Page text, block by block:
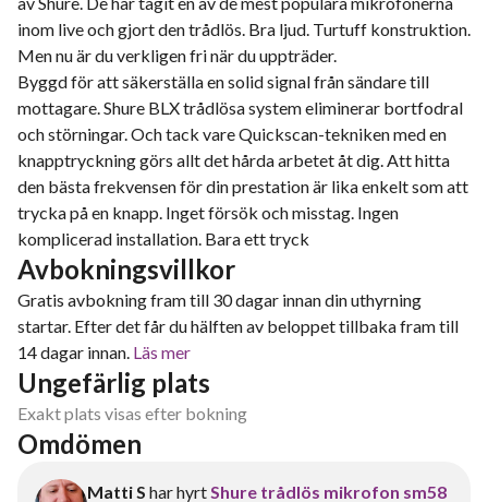
inom live och gjort den trådlös. Bra ljud. Turtuff konstruktion.
Men nu är du verkligen fri när du uppträder.
Byggd för att säkerställa en solid signal från sändare till
mottagare. Shure BLX trådlösa system eliminerar bortfodral
och störningar. Och tack vare Quickscan-tekniken med en
knapptryckning görs allt det hårda arbetet åt dig. Att hitta
den bästa frekvensen för din prestation är lika enkelt som att
trycka på en knapp. Inget försök och misstag. Ingen
komplicerad installation. Bara ett tryck
Avbokningsvillkor
Gratis avbokning fram till 30 dagar innan din uthyrning
startar. Efter det får du hälften av beloppet tillbaka fram till
14 dagar innan. Läs mer
Ungefärlig plats
Exakt plats visas efter bokning
Omdömen
Matti S har hyrtShure trådlös mikrofon sm58